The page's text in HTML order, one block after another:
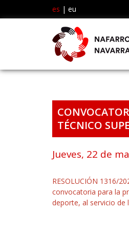
es | eu
TÉCNICO
Jueves, 22 de
RESOLUCIÓN 1316/
convocatoria para la
deporte, al servicio de